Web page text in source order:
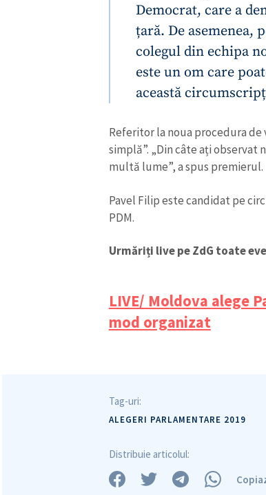
Democrat, care a
țară. De asemenea,
colegul din echipa
este un om care
această
Referitor la noua procedura de
simplă”. „Din câte ați
multă lume”, a spus premierul.
Pavel Filip este candidat pe
PDM.
Urmăriți live pe ZdG toate
LIVE/ Moldova alege
mod organizat
Tag-uri:
ALEGERI PARLAMENTARE 2019
Distribuie articolul: